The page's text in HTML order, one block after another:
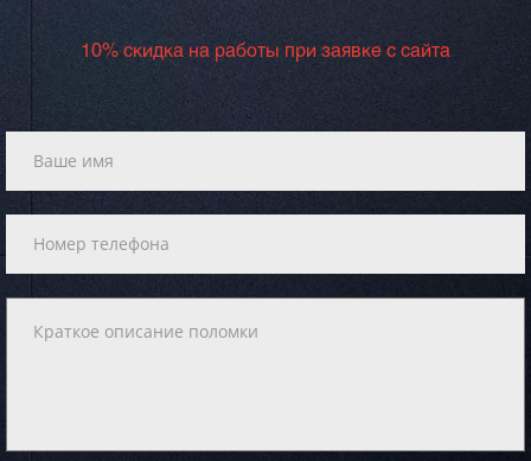
10% скидка на работы при заявке с сайта